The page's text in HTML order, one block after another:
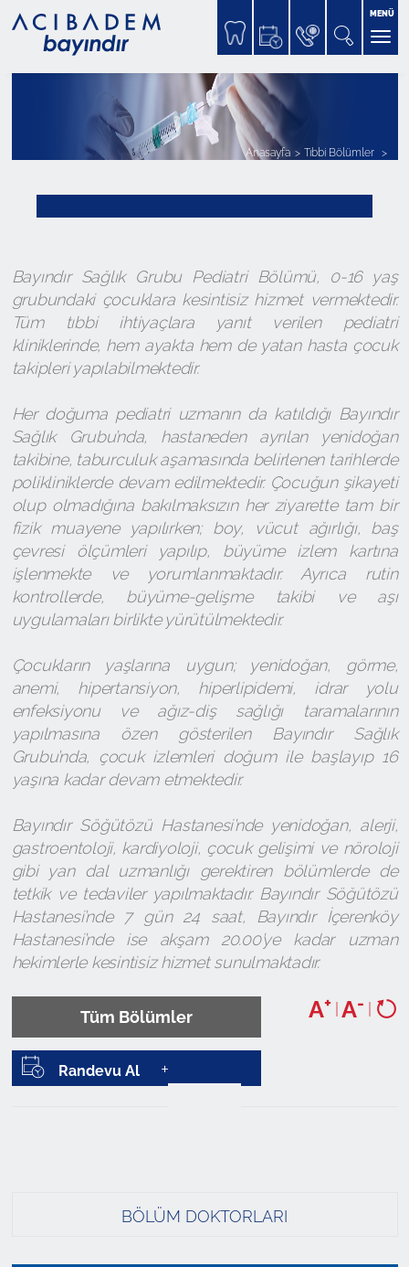
MENÜ
Anasayfa Tıbbi Bölümler
Bayındır Sağlık Grubu Pediatri Bölümü, 0-16 yaş
grubundaki çocuklara kesintisiz hizmet vermektedir.
Tüm tıbbi ihtiyaçlara yanıt verilen pediatri
kliniklerinde, hem ayakta hem de yatan hasta çocuk
takipleri yapılabilmektedir.
Her doğuma pediatri uzmanın da katıldığı Bayındır
Sağlık Grubu’nda, hastaneden ayrılan yenidoğan
takibine, taburculuk aşamasında belirlenen tarihlerde
polikliniklerde devam edilmektedir. Çocuğun şikayeti
olup olmadığına bakılmaksızın her ziyarette tam bir
fizik muayene yapılırken; boy, vücut ağırlığı, baş
çevresi ölçümleri yapılıp, büyüme izlem kartına
işlenmekte ve yorumlanmaktadır. Ayrıca rutin
kontrollerde, büyüme-gelişme takibi ve aşı
uygulamaları birlikte yürütülmektedir.
Çocukların yaşlarına uygun; yenidoğan, görme,
anemi, hipertansiyon, hiperlipidemi, idrar yolu
enfeksiyonu ve ağız-diş sağlığı taramalarının
yapılmasına özen gösterilen Bayındır Sağlık
Grubu’nda, çocuk izlemleri doğum ile başlayıp 16
yaşına kadar devam etmektedir.
Bayındır Söğütözü Hastanesi’nde yenidoğan, alerji,
gastroentoloji, kardiyoloji, çocuk gelişimi ve nöroloji
gibi yan dal uzmanlığı gerektiren bölümlerde de
tetkik ve tedaviler yapılmaktadır. Bayındır Söğütözü
Hastanesi’nde 7 gün 24 saat, Bayındır İçerenköy
Hastanesi’nde ise akşam 20.00’ye kadar uzman
hekimlerle kesintisiz hizmet sunulmaktadır.
Tüm Bölümler
Randevu Al
A+ A-
BÖLÜM DOKTORLARI